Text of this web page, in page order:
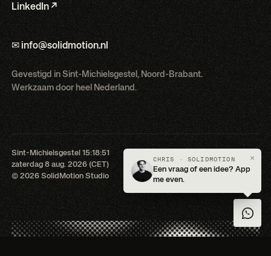
LinkedIn ↗
✉ info@solidmotion.nl
Gevestigd in Sint-Michielsgestel, Noord-Brabant.
Werkzaam door heel Nederland.
Sint-Michielsgestel15:18:52
zaterdag 8 aug. 2026 (CET)
Plekken vrij voor Q3 '26
© 2026 SolidMotion Studio
CHRIS · SOLIDMOTION
Een vraag of een idee? App
me even.
×